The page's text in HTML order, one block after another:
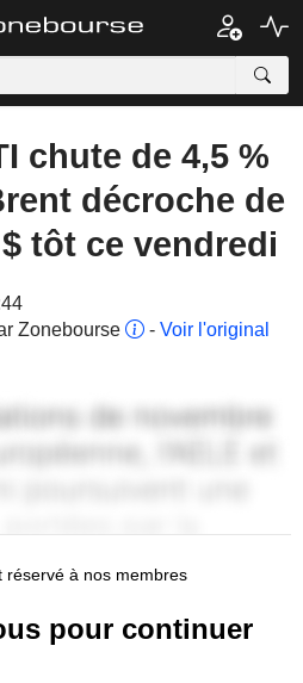
chute de 4,5 %
décroche de
tôt ce vendredi
Zonebourse
- Voir l'original
réservé à nos membres
pour continuer